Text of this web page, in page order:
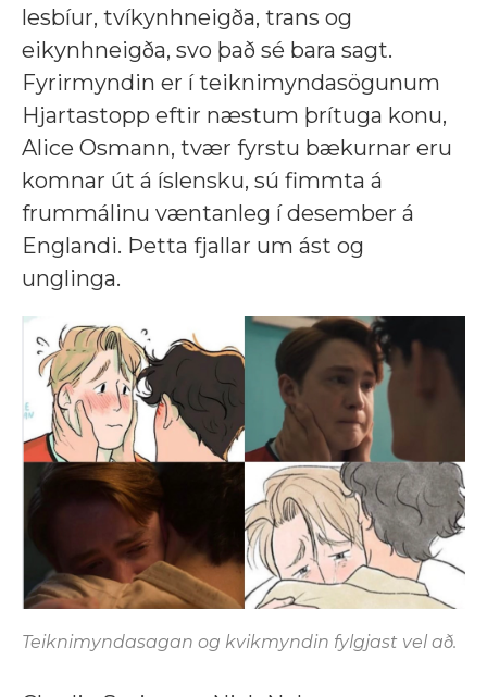
lesbíur, tvíkynhneigða, trans og
eikynhneigða, svo það sé bara sagt.
Fyrirmyndin er í teiknimyndasögunum
Hjartastopp eftir næstum þrítuga konu,
Alice Osmann, tvær fyrstu bækurnar eru
komnar út á íslensku, sú fimmta á
frummálinu væntanleg í desember á
Englandi. Þetta fjallar um ást og
unglinga.
Teiknimyndasagan og kvikmyndin fylgjast vel að.